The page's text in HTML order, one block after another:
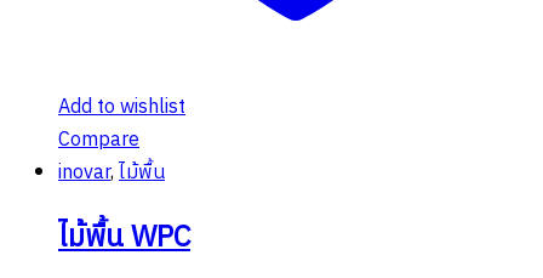
Add to wishlist
Compare
inovar,ไม้พื้น
ไม้พื้น WPC